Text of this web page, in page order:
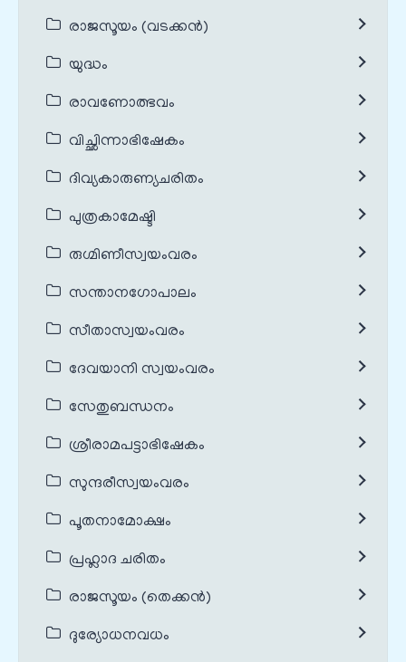
രാജസൂയം (വടക്കൻ)
യുദ്ധം
രാവണോത്ഭവം
വിച്ഛിന്നാഭിഷേകം
ദിവ്യകാരുണ്യചരിതം
പുത്രകാമേഷ്ടി
രുഗ്മിണീസ്വയംവരം
സന്താനഗോപാലം
സീതാസ്വയംവരം
ദേവയാനി സ്വയംവരം
സേതുബന്ധനം
ശ്രീരാമപട്ടാഭിഷേകം
സുന്ദരീസ്വയംവരം
പൂതനാമോക്ഷം
പ്രഹ്ലാദ ചരിതം
രാജസൂയം (തെക്കൻ)
ദുര്യോധനവധം